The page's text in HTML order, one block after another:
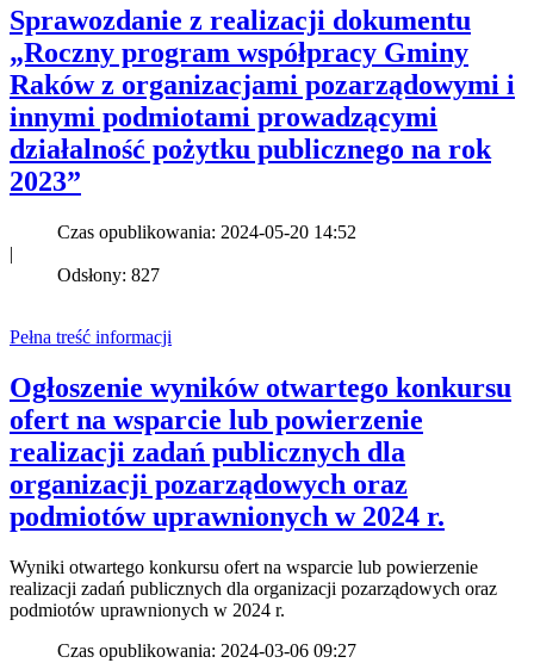
Sprawozdanie z realizacji dokumentu
„Roczny program współpracy Gminy
Raków z organizacjami pozarządowymi i
innymi podmiotami prowadzącymi
działalność pożytku publicznego na rok
2023”
Czas opublikowania: 2024-05-20 14:52
|
Odsłony: 827
Pełna treść informacji
Ogłoszenie wyników otwartego konkursu
ofert na wsparcie lub powierzenie
realizacji zadań publicznych dla
organizacji pozarządowych oraz
podmiotów uprawnionych w 2024 r.
Wyniki otwartego konkursu ofert na wsparcie lub powierzenie
realizacji zadań publicznych dla organizacji pozarządowych oraz
podmiotów uprawnionych w 2024 r.
Czas opublikowania: 2024-03-06 09:27